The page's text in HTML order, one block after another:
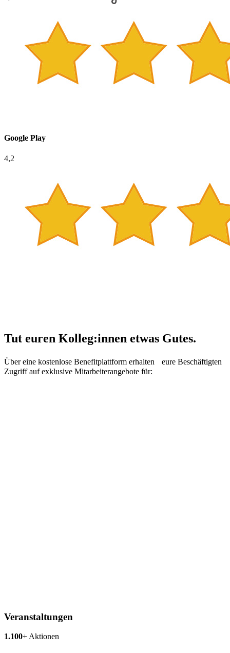
Google Play
4,2
Tut euren Kolleg:innen etwas Gutes.
Über eine kostenlose Benefitplattform erhalten eure Beschäftigten
Zugriff auf exklusive Mitarbeiterangebote für:
Veranstaltungen
1.100+ Aktionen